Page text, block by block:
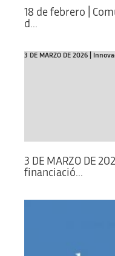
18 de febrero |
d...
3 DE MARZO DE 2026 |
3 DE MARZO DE
financiació...